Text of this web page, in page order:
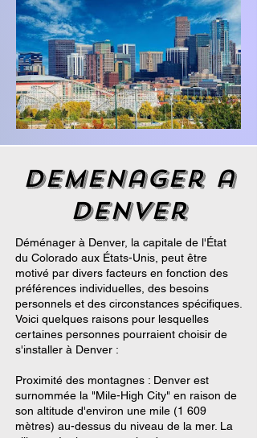
demenager a
Denver
Déménager à Denver, la capitale de l'État
du Colorado aux États-Unis, peut être
motivé par divers facteurs en fonction des
préférences individuelles, des besoins
personnels et des circonstances spécifiques.
Voici quelques raisons pour lesquelles
certaines personnes pourraient choisir de
s'installer à Denver :
Proximité des montagnes : Denver est
surnommée la "Mile-High City" en raison de
son altitude d'environ une mile (1 609
mètres) au-dessus du niveau de la mer. La